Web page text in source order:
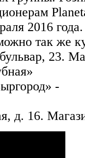
2016 года.
так же
23.
-
д. 16.